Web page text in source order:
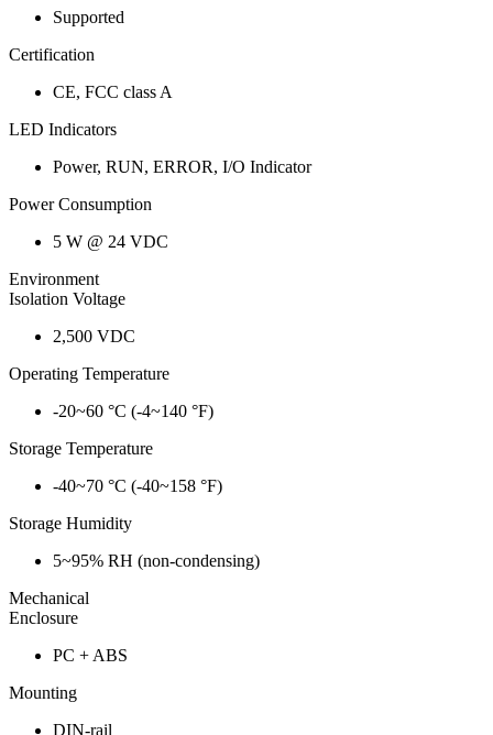
Supported
Certification
CE, FCC class A
LED Indicators
Power, RUN, ERROR, I/O Indicator
Power Consumption
5 W @ 24 VDC
Environment
Isolation Voltage
2,500 VDC
Operating Temperature
-20~60 °C (-4~140 °F)
Storage Temperature
-40~70 °C (-40~158 °F)
Storage Humidity
5~95% RH (non-condensing)
Mechanical
Enclosure
PC + ABS
Mounting
DIN-rail